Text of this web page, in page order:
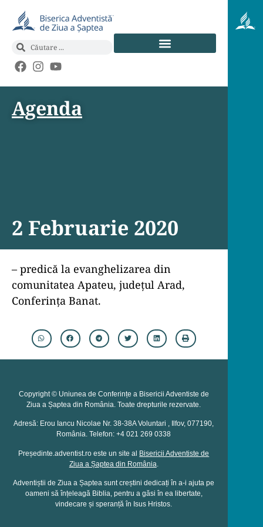
Agenda
2 Februarie 2020
– predică la evanghelizarea din
comunitatea Apateu, județul Arad,
Conferința Banat.
Copyright © Uniunea de Conferințe a Bisericii Adventiste de
Ziua a Șaptea din România. Toate drepturile rezervate.
Adresă: Erou Iancu Nicolae Nr. 38-38A Voluntari , Ilfov, 077190,
România. Telefon: +4 021 269 0338
Președinte.adventist.ro este un site al Bisericii Adventiste de
Ziua a Șaptea din România.
Adventiștii de Ziua a Șaptea sunt creștini dedicați în a-i ajuta pe
oameni să înțeleagă Biblia, pentru a găsi în ea libertate,
vindecare și speranță în Isus Hristos.